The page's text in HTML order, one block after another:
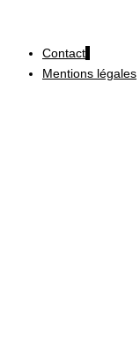
Contact
Mentions légales